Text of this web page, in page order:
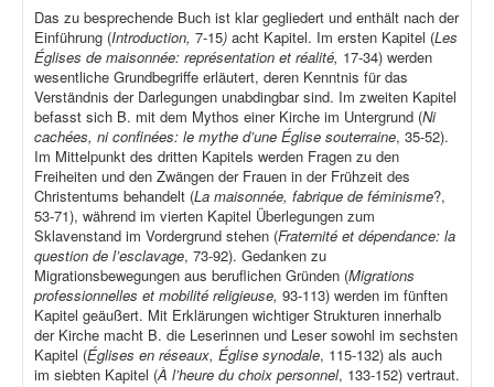
Das zu besprechende Buch ist klar gegliedert und enthält nach der
Einführung (Introduction, 7-15) acht Kapitel. Im ersten Kapitel (Les
Églises de maisonnée: représentation et réalité, 17-34) werden
wesentliche Grundbegriffe erläutert, deren Kenntnis für das
Verständnis der Darlegungen unabdingbar sind. Im zweiten Kapitel
befasst sich B. mit dem Mythos einer Kirche im Untergrund (Ni
cachées, ni confinées: le mythe d’une Église souterraine, 35-52).
Im Mittelpunkt des dritten Kapitels werden Fragen zu den
Freiheiten und den Zwängen der Frauen in der Frühzeit des
Christentums behandelt (La maisonnée, fabrique de féminisme?,
53-71), während im vierten Kapitel Überlegungen zum
Sklavenstand im Vordergrund stehen (Fraternité et dépendance: la
question de l’esclavage, 73-92). Gedanken zu
Migrationsbewegungen aus beruflichen Gründen (Migrations
professionnelles et mobilité religieuse, 93-113) werden im fünften
Kapitel geäußert. Mit Erklärungen wichtiger Strukturen innerhalb
der Kirche macht B. die Leserinnen und Leser sowohl im sechsten
Kapitel (Églises en réseaux, Église synodale, 115-132) als auch
im siebten Kapitel (À l’heure du choix personnel, 133-152) vertraut.